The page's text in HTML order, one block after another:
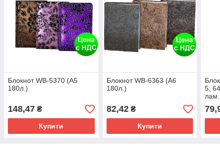
Блокнот WB-5370 (A5
180л.)
148,47 ₴
Купити
Блокнот WB-6363 (A6
180л.)
82,42₴
Купити
5,